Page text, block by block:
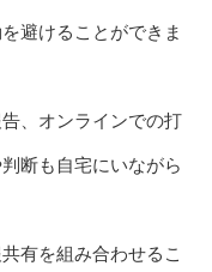
避けることができま
、オンラインでの打
断も自宅にいながら
有を組み合わせるこ